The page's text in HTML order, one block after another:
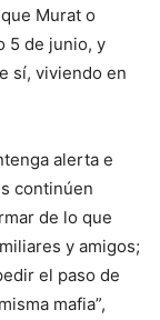
Murat o
5 de junio, y
sí, viviendo en
alerta e
continúen
de lo que
y amigos;
el paso de
mafia”,